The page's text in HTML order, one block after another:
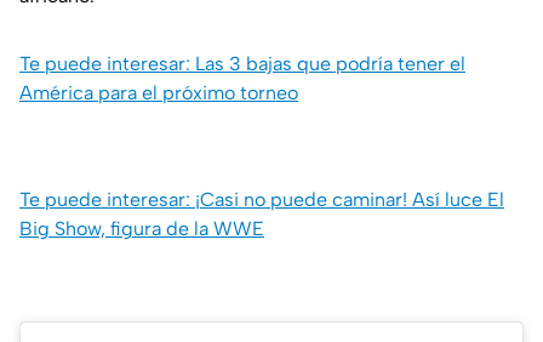
Te puede interesar: Las 3 bajas que podría tener el
América para el próximo torneo
Te puede interesar: ¡Casi no puede caminar! Así luce El
Big Show, figura de la WWE